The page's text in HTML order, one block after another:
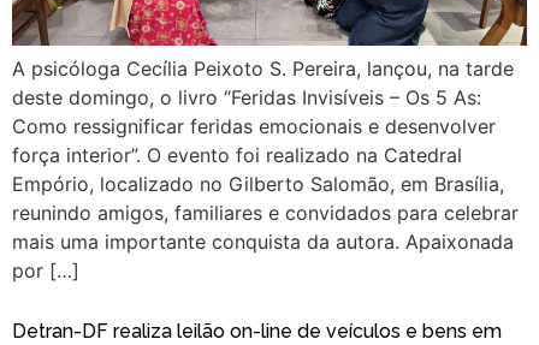
A psicóloga Cecília Peixoto S. Pereira, lançou, na tarde
deste domingo, o livro “Feridas Invisíveis – Os 5 As:
Como ressignificar feridas emocionais e desenvolver
força interior”. O evento foi realizado na Catedral
Empório, localizado no Gilberto Salomão, em Brasília,
reunindo amigos, familiares e convidados para celebrar
mais uma importante conquista da autora. Apaixonada
por […]
Detran-DF realiza leilão on-line de veículos e bens em